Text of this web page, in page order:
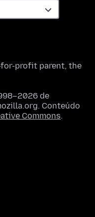
profit parent, the
de
Conteúdo
Commons.